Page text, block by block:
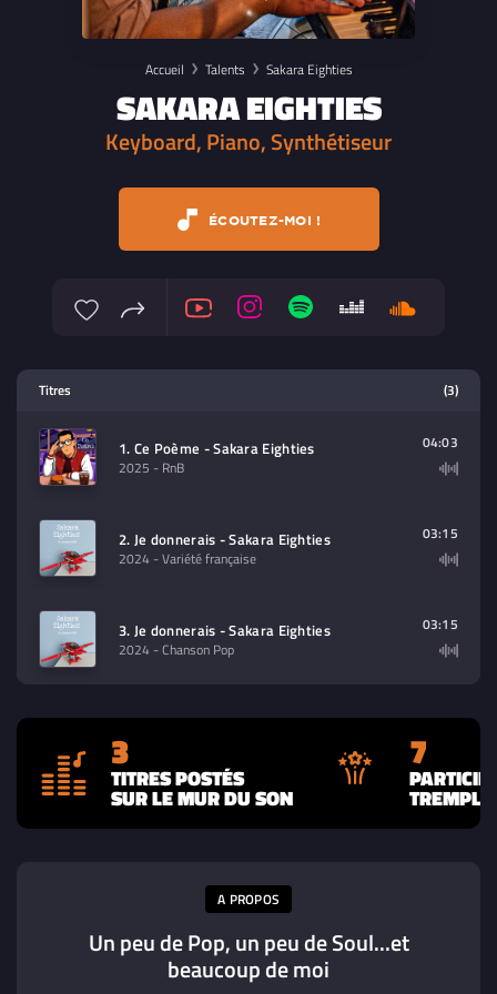
Accueil Talents Sakara Eighties
SAKARA EIGHTIES
Keyboard, Piano, Synthétiseur
ÉCOUTEZ-MOI !
contenu à lire (audio/video)
Titres (3)
1. Ce Poème - Sakara Eighties
2025 - RnB
04:03
2. Je donnerais - Sakara Eighties
2024 - Variété française
03:15
3. Je donnerais - Sakara Eighties
2024 - Chanson Pop
03:15
3
TITRES POSTÉS
SUR LE MUR DU SON
7
A PROPOS
Un peu de Pop, un peu de Soul...et
beaucoup de moi